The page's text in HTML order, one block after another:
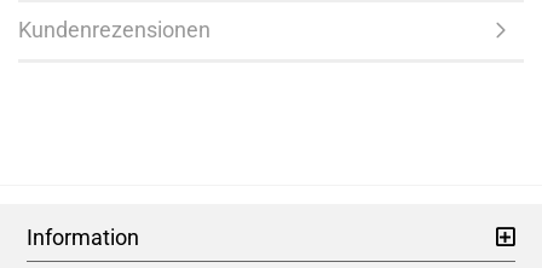
Kundenrezensionen
Information